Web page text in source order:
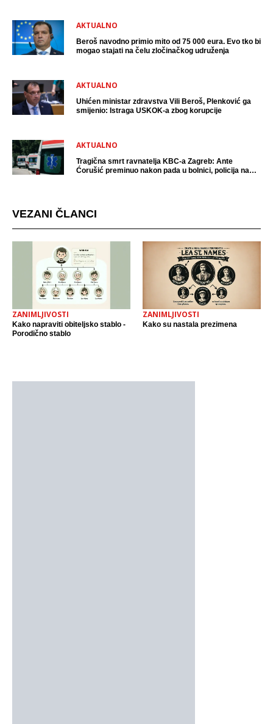
AKTUALNO
Beroš navodno primio mito od 75 000 eura. Evo tko bi
mogao stajati na čelu zločinačkog udruženja
AKTUALNO
Uhićen ministar zdravstva Vili Beroš, Plenković ga
smijenio: Istraga USKOK-a zbog korupcije
AKTUALNO
Tragična smrt ravnatelja KBC-a Zagreb: Ante
Ćorušić preminuo nakon pada u bolnici, policija na
VEZANI ČLANCI
ZANIMLJIVOSTI
Kako napraviti obiteljsko stablo -
Porodično stablo
ZANIMLJIVOSTI
Kako su nastala prezimena